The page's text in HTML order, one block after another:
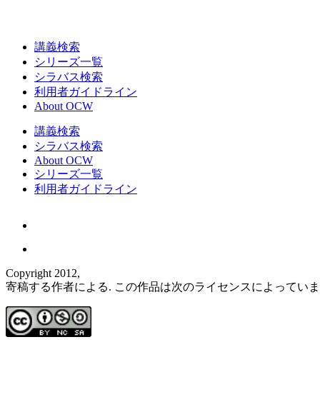
講義検索
シリーズ一覧
シラバス検索
利用者ガイドライン
About OCW
講義検索
シラバス検索
About OCW
シリーズ一覧
利用者ガイドライン
Copyright 2012,
寄稿する作者による. この作品は次のライセンスによってい